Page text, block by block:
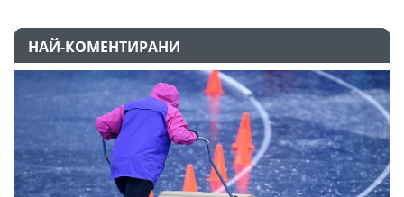
НАЙ-КОМЕНТИРАНИ